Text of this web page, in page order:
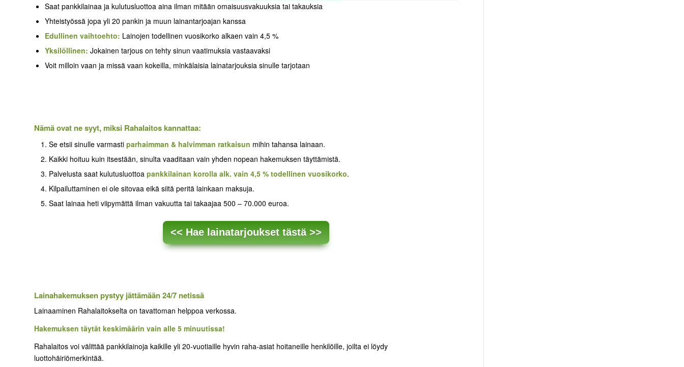
Saat pankkilainaa ja kulutusluottoa aina ilman mitään omaisuusvakuuksia tai takauksia
Yhteistyössä jopa yli 20 pankin ja muun lainantarjoajan kanssa
Edullinen vaihtoehto: Lainojen todellinen vuosikorko alkaen vain 4,5 %
Yksilöllinen: Jokainen tarjous on tehty sinun vaatimuksia vastaavaksi
Voit milloin vaan ja missä vaan kokeilla, minkälaisia lainatarjouksia sinulle tarjotaan
Nämä ovat ne syyt, miksi Rahalaitos kannattaa:
Se etsii sinulle varmasti parhaimman & halvimman ratkaisun mihin tahansa lainaan.
Kaikki hoituu kuin itsestään, sinulta vaaditaan vain yhden nopean hakemuksen täyttämistä.
Palvelusta saat kulutusluottoa pankkilainan korolla alk. vain 4,5 % todellinen vuosikorko.
Kilpailuttaminen ei ole sitovaa eikä siitä peritä lainkaan maksuja.
Saat lainaa heti viipymättä ilman vakuutta tai takaajaa 500 – 70.000 euroa.
<< Hae lainatarjoukset tästä >>
Lainahakemuksen pystyy jättämään 24/7 netissä
Lainaaminen Rahalaitokselta on tavattoman helppoa verkossa.
Hakemuksen täytät keskimäärin vain alle 5 minuutissa!
Rahalaitos voi välittää pankkilainoja kaikille yli 20-vuotiaille hyvin raha-asiat hoitaneille henkilöille, joilta ei löydy
luottohäiriömerkintää.